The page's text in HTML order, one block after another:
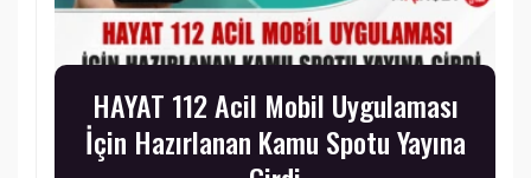
HAYAT 112 Acil Mobil Uygulaması
İçin Hazırlanan Kamu Spotu Yayına